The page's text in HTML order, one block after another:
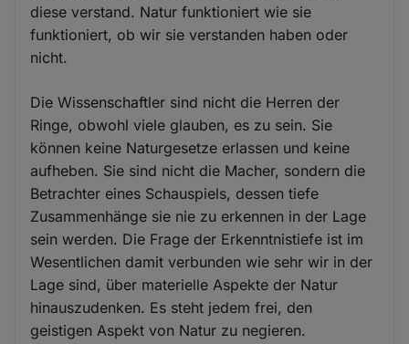
diese verstand. Natur funktioniert wie sie
funktioniert, ob wir sie verstanden haben oder
nicht.
Die Wissenschaftler sind nicht die Herren der
Ringe, obwohl viele glauben, es zu sein. Sie
können keine Naturgesetze erlassen und keine
aufheben. Sie sind nicht die Macher, sondern die
Betrachter eines Schauspiels, dessen tiefe
Zusammenhänge sie nie zu erkennen in der Lage
sein werden. Die Frage der Erkenntnistiefe ist im
Wesentlichen damit verbunden wie sehr wir in der
Lage sind, über materielle Aspekte der Natur
hinauszudenken. Es steht jedem frei, den
geistigen Aspekt von Natur zu negieren.